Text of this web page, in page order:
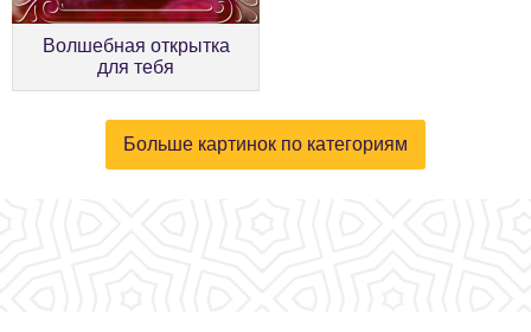
Волшебная открытка
для тебя
Больше картинок по категориям